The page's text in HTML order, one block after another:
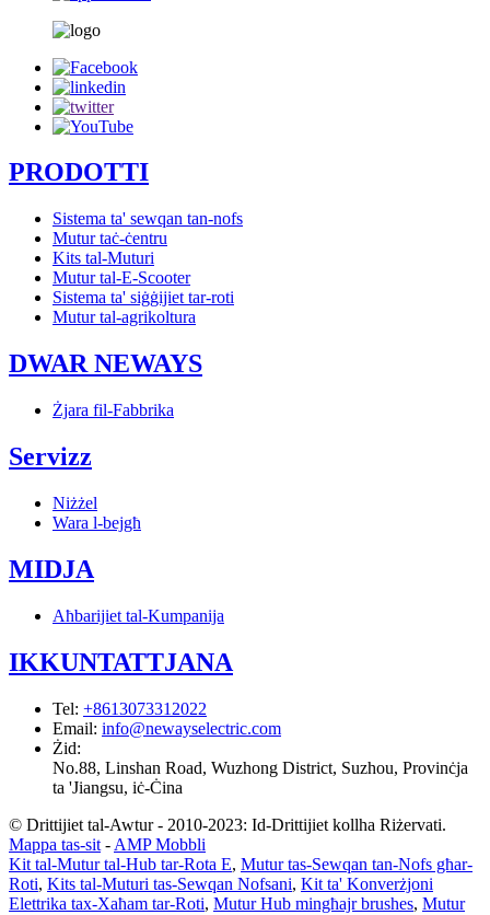
PRODOTTI
Sistema ta' sewqan tan-nofs
Mutur taċ-ċentru
Kits tal-Muturi
Mutur tal-E-Scooter
Sistema ta' siġġijiet tar-roti
Mutur tal-agrikoltura
DWAR NEWAYS
Żjara fil-Fabbrika
Servizz
Niżżel
Wara l-bejgħ
MIDJA
Aħbarijiet tal-Kumpanija
IKKUNTATTJANA
Tel: +8613073312022
Email: info@newayselectric.com
Żid:
No.88, Linshan Road, Wuzhong District, Suzhou, Provinċja
ta 'Jiangsu, iċ-Ċina
© Drittijiet tal-Awtur - 2010-2023: Id-Drittijiet kollha Riżervati.
Mappa tas-sit - AMP Mobbli
Kit tal-Mutur tal-Hub tar-Rota E, Mutur tas-Sewqan tan-Nofs għar-
Roti, Kits tal-Muturi tas-Sewqan Nofsani, Kit ta' Konverżjoni
Elettrika tax-Xaħam tar-Roti, Mutur Hub mingħajr brushes, Mutur